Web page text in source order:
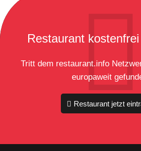
Restaurant
Tritt dem restaurant.info
europaweit
Restaurant jetzt